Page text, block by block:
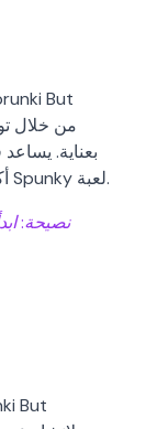
بعناية.
أكثر تماسكًا مع الحفاظ على روح المرح في Spunky لعبة.
نصيحة: